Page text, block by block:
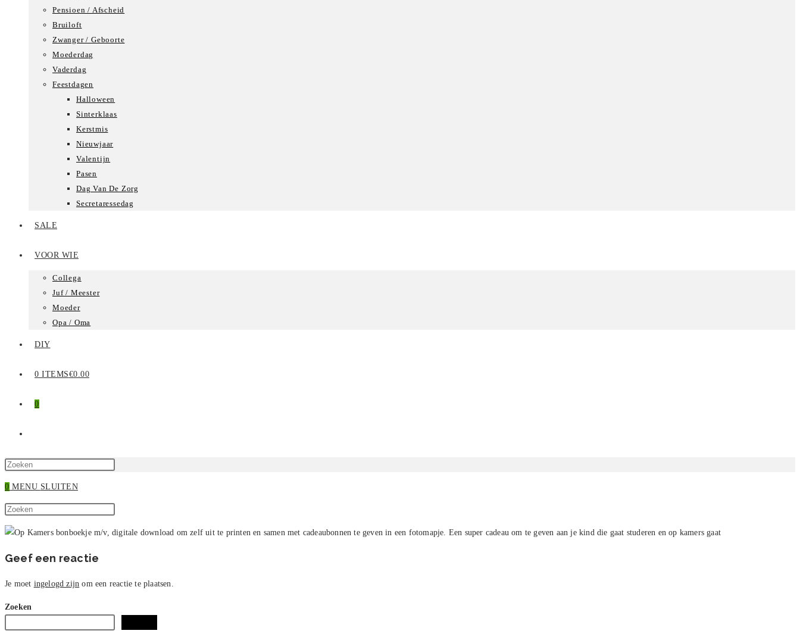
Pensioen / Afscheid
Bruiloft
Zwanger / Geboorte
Moederdag
Vaderdag
Feestdagen
Halloween
Sinterklaas
Kerstmis
Nieuwjaar
Valentijn
Pasen
Dag Van De Zorg
Secretaressedag
SALE
VOOR WIE
Collega
Juf / Meester
Moeder
Opa / Oma
DIY
0 ITEMS€0.00
0
ZOEKEN
zoekpaneel
0 MENU SLUITEN
Zoek
op
site
Escape
zoekpaneel
sluiten.
Geef een reactie
Je moet ingelogd zijn om een reactie te plaatsen.
Zoeken